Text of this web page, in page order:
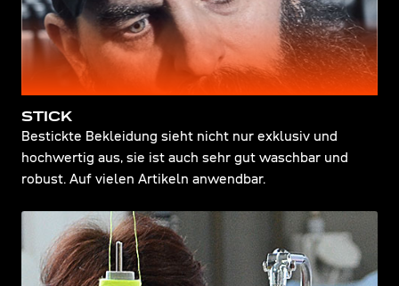
STICK
Bestickte Bekleidung sieht nicht nur exklusiv und
hochwertig aus, sie ist auch sehr gut waschbar und
robust. Auf vielen Artikeln anwendbar.